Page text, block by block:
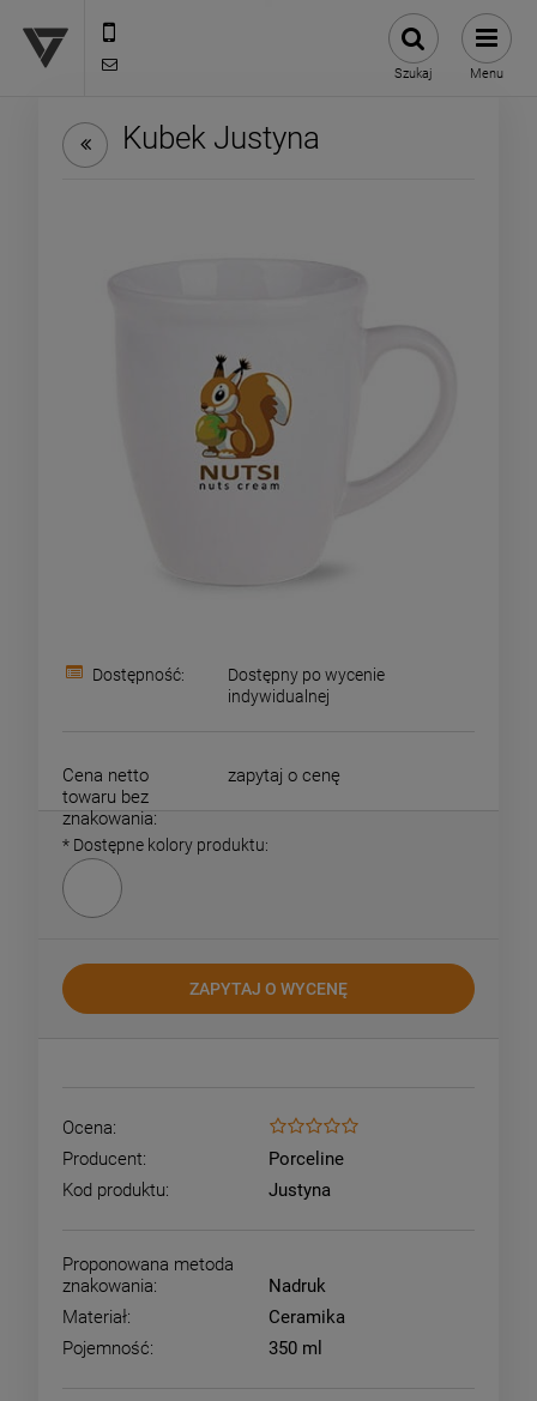
Szukaj Menu
Kubek Justyna
Dostępność:
Dostępny po wycenie
indywidualnej
Cena netto
towaru bez
znakowania:
zapytaj o cenę
* Dostępne kolory produktu:
ZAPYTAJ O WYCENĘ
Ocena:
Producent:
Porceline
Kod produktu:
Justyna
Proponowana metoda
znakowania:
Nadruk
Materiał:
Ceramika
Pojemność:
350 ml